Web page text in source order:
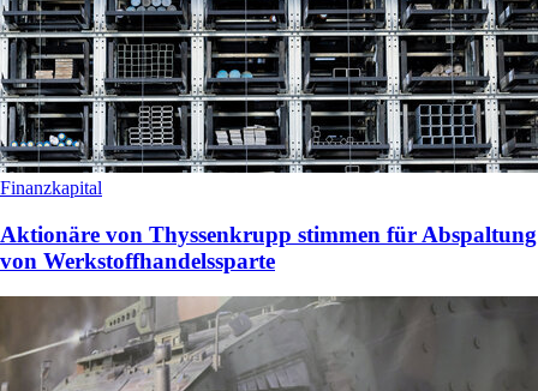
Finanzkapital
Aktionäre von Thyssenkrupp stimmen für Abspaltung
von Werkstoffhandelssparte